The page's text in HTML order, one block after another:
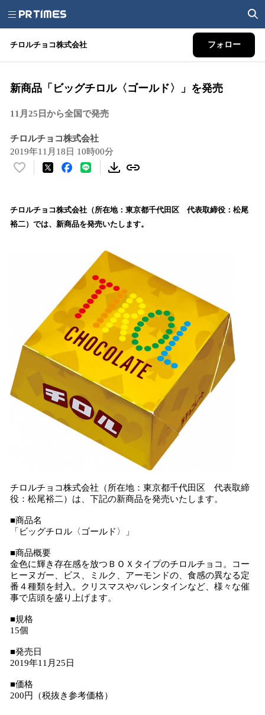
チロルチョコ株式会社 フォロー
新商品「ビッグチロル〈ゴールド〉」を発売
11月25日から全国で発売
チロルチョコ株式会社
2019年11月18日 10時00分
い
！
数
チロルチョコ株式会社（所在地：東京都千代田区 代表取締役：松尾
裕二）では、新商品を発売いたします。
チロルチョコ株式会社（所在地：東京都千代田区 代表取締
役：松尾裕二）は、下記の新商品を発売いたします。
■商品名
「ビッグチロル〈ゴールド〉」
■商品概要
金色に輝き存在感を放つＢＯＸタイプのチロルチョコ。コー
ヒーヌガー、ビス、ミルク、アーモンドの、食感の異なる定
番４種類を封入。クリスマスやバレンタインなど、様々な催
事で店頭を盛り上げます。
■規格
15個
■発売日
2019年11月25日
■価格
200円（税抜き参考価格）